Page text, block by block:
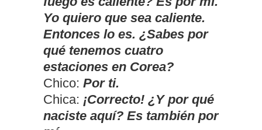
Yo quiero que sea caliente.
Entonces lo es. ¿Sabes por
qué tenemos cuatro
estaciones en Corea?
Chico: Por ti.
Chica: ¡Correcto! ¿Y por qué
naciste aquí? Es también por